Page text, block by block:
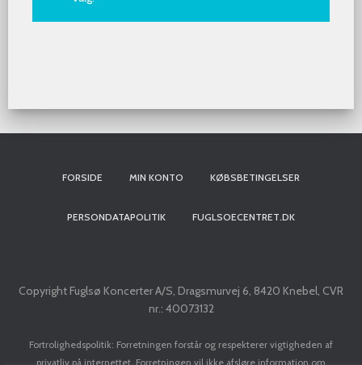
FORSIDE MIN KONTO KØBSBETINGELSER
PERSONDATAPOLITIK FUGLSOECENTRET.DK
Copyright Fuglsø Koncerter A/S, Dragsmurvej 6, 8420 Knebel, CVR
nr.: 40073132
Fortrolighedspolitik: Forretningen forstår og respekterer vigtigheden af
privatliv på internettet. Forretningen vil ikke afsløre information om